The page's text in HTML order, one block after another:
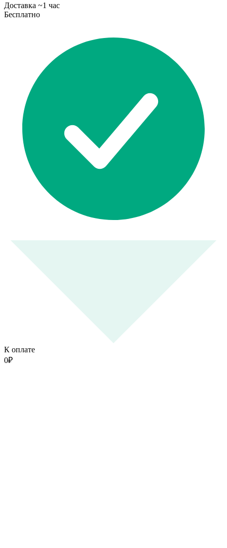
Доставка ~1 час
Бесплатно
К оплате
0₽